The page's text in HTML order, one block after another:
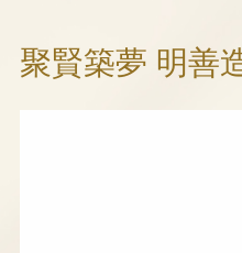
聚賢築夢 明善